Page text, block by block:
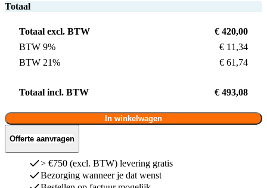
Totaal
Totaal excl. BTW
€ 420,00
BTW 9%
€ 11,34
BTW 21%
€ 61,74
Totaal incl. BTW € 493,08
In winkelwagen
Offerte aanvragen
> €750 (excl. BTW) levering gratis
Bezorging wanneer je dat wenst